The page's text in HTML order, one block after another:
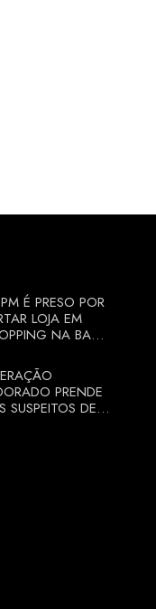
É PRESO POR
LOJA EM
NA BAHIA
DE
PRENDE
SUSPEITOS DE